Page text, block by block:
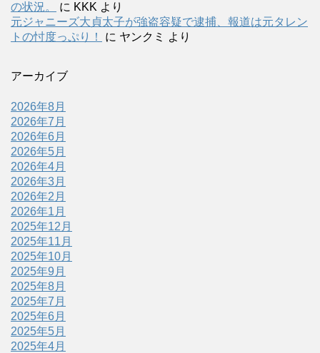
の状況。
に KKK より
元ジャニーズ大貞太子が強盗容疑で逮捕、報道は元タレン
トの忖度っぷり！
に ヤンクミ より
アーカイブ
2026年8月
2026年7月
2026年6月
2026年5月
2026年4月
2026年3月
2026年2月
2026年1月
2025年12月
2025年11月
2025年10月
2025年9月
2025年8月
2025年7月
2025年6月
2025年5月
2025年4月